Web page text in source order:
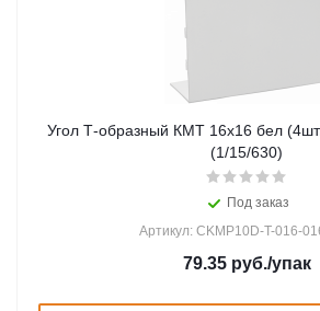
Угол Т-образный КМТ 16х16 бел
(1/15/630)
Под заказ
Артикул: CKMP10D-T-016-
79.35руб./упак